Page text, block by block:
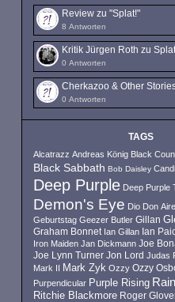
Review zu "Splat!"
8 Antworten
Kritik Jürgen Roth zu
0 Antworten
Cherkazoo & Other
0 Antworten
TAGS
Alcatrazz Andreas König Black
Black Sabbath Bob Daisley
Deep Purple Deep Purple
Demon's Eye Dio Don
Geburtstag Geezer Butler Gillan
Graham Bonnet Ian Gillan Ian
Iron Maiden Jan Dickmann Joe
Joe Lynn Turner Jon Lord Judas
Mark II Mark Zyk Ozzy Ozzy
Purpendicular Purple Rising
Ritchie Blackmore Roger